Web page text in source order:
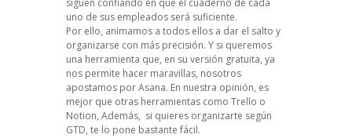
siguen confiando en que el cuaderno de cada
uno de sus empleados será suficiente.
Por ello, animamos a todos ellos a dar el salto y
organizarse con más precisión. Y si queremos
una herramienta que, en su versión gratuita, ya
nos permite hacer maravillas, nosotros
apostamos por Asana. En nuestra opinión, es
mejor que otras herramientas como Trello o
Notion, Además, si quieres organizarte según
GTD, te lo pone bastante fácil.